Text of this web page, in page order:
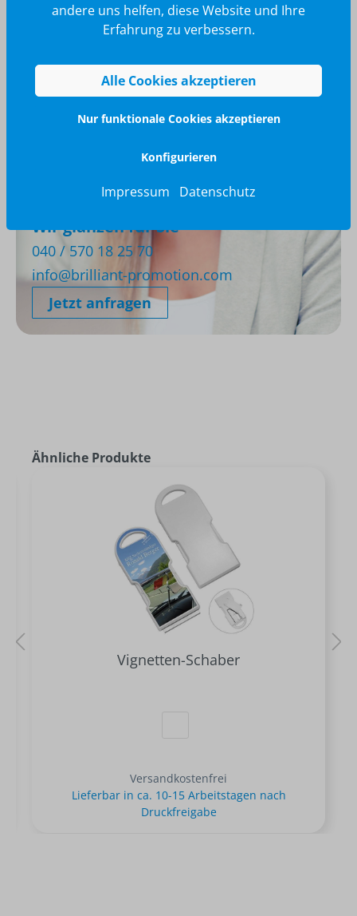
Wir glänzen für Sie
040 / 570 18 25 70
info@brilliant-promotion.com
Jetzt anfragen
Ähnliche Produkte
Vignetten-Schaber
Versandkostenfrei
Lieferbar in ca. 10-15 Arbeitstagen nach
Druckfreigabe
andere uns helfen, diese Website und Ihre
Erfahrung zu verbessern.
Alle Cookies akzeptieren
Nur funktionale Cookies akzeptieren
Konfigurieren
Impressum Datenschutz